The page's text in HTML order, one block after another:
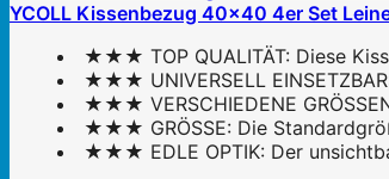
YCOLL Kissenbezug 40x40 4er Set
★★★ TOP QUALITÄT: Diese
★★★ UNIVERSELL
★★★ VERSCHIEDENE
★★★ GRÖSSE: Die
★★★ EDLE OPTIK: Der